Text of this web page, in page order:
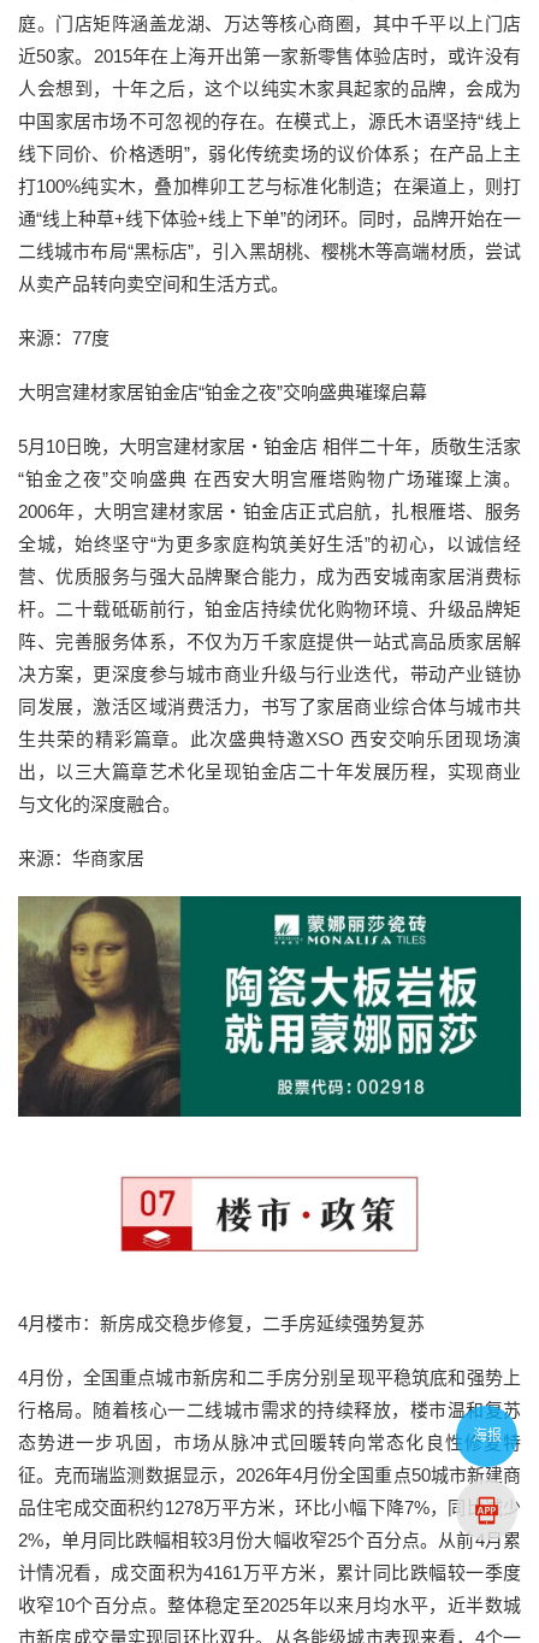
庭。门店矩阵涵盖龙湖、万达等核心商圈，其中千平以上门店
近50家。2015年在上海开出第一家新零售体验店时，或许没有
人会想到，十年之后，这个以纯实木家具起家的品牌，会成为
中国家居市场不可忽视的存在。在模式上，源氏木语坚持“线上
线下同价、价格透明”，弱化传统卖场的议价体系；在产品上主
打100%纯实木，叠加榫卯工艺与标准化制造；在渠道上，则打
通“线上种草+线下体验+线上下单”的闭环。同时，品牌开始在一
二线城市布局“黑标店”，引入黑胡桃、樱桃木等高端材质，尝试
从卖产品转向卖空间和生活方式。
来源：77度
大明宫建材家居铂金店“铂金之夜”交响盛典璀璨启幕
5月10日晚，大明宫建材家居・铂金店 相伴二十年，质敬生活家
“铂金之夜”交响盛典 在西安大明宫雁塔购物广场璀璨上演。
2006年，大明宫建材家居・铂金店正式启航，扎根雁塔、服务
全城，始终坚守“为更多家庭构筑美好生活”的初心，以诚信经
营、优质服务与强大品牌聚合能力，成为西安城南家居消费标
杆。二十载砥砺前行，铂金店持续优化购物环境、升级品牌矩
阵、完善服务体系，不仅为万千家庭提供一站式高品质家居解
决方案，更深度参与城市商业升级与行业迭代，带动产业链协
同发展，激活区域消费活力，书写了家居商业综合体与城市共
生共荣的精彩篇章。此次盛典特邀XSO 西安交响乐团现场演
出，以三大篇章艺术化呈现铂金店二十年发展历程，实现商业
与文化的深度融合。
来源：华商家居
4月楼市：新房成交稳步修复，二手房延续强势复苏
4月份，全国重点城市新房和二手房分别呈现平稳筑底和强势上
行格局。随着核心一二线城市需求的持续释放，楼市温和复苏
态势进一步巩固，市场从脉冲式回暖转向常态化良性修复特
征。克而瑞监测数据显示，2026年4月份全国重点50城市新建商
品住宅成交面积约1278万平方米，环比小幅下降7%，同比减少
2%，单月同比跌幅相较3月份大幅收窄25个百分点。从前4月累
计情况看，成交面积为4161万平方米，累计同比跌幅较一季度
收窄10个百分点。整体稳定至2025年以来月均水平，近半数城
市新房成交量实现同环比双升。从各能级城市表现来看，4个一
海报